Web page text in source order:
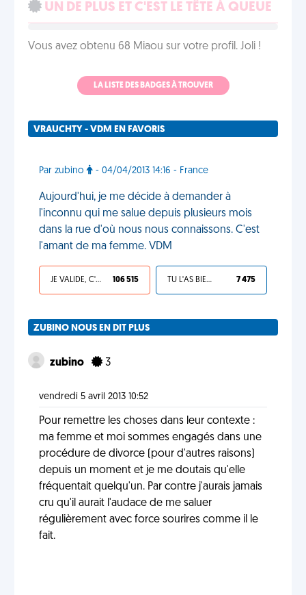
UN DE PLUS ET C'EST LE TÊTE À QUEUE
Vous avez obtenu 68 Miaou sur votre profil. Joli !
LA LISTE DES BADGES À TROUVER
VRAUCHTY - VDM EN FAVORIS
Par zubino - 04/04/2013 14:16 - France
Aujourd'hui, je me décide à demander à
l'inconnu qui me salue depuis plusieurs mois
dans la rue d'où nous nous connaissons. C'est
l'amant de ma femme. VDM
JE VALIDE, C'EST UNE VDM 106 515 TU L'AS BIEN MÉRITÉ 7 475
ZUBINO NOUS EN DIT PLUS
zubino 3
vendredi 5 avril 2013 10:52
Pour remettre les choses dans leur contexte :
ma femme et moi sommes engagés dans une
procédure de divorce (pour d'autres raisons)
depuis un moment et je me doutais qu'elle
fréquentait quelqu'un. Par contre j'aurais jamais
cru qu'il aurait l'audace de me saluer
régulièrement avec force sourires comme il le
fait.